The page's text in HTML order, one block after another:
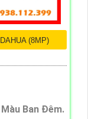
(8MP)
Ban Ðêm.